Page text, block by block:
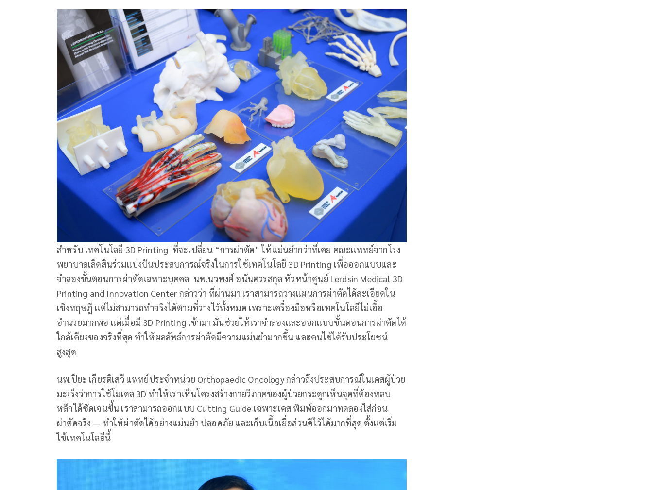
สำหรับ เทคโนโลยี 3D Printing ที่จะเปลี่ยน “การผ่าตัด” ให้แม่นยำกว่าที่เคย คณะแพทย์จากโรง
พยาบาลเลิดสินร่วมแบ่งปันประสบการณ์จริงในการใช้เทคโนโลยี 3D Printing เพื่อออกแบบและ
จำลองขั้นตอนการผ่าตัดเฉพาะบุคคล นพ.นวพงศ์ อนันตวรสกุล หัวหน้าศูนย์ Lerdsin Medical 3D
Printing and Innovation Center กล่าวว่า ที่ผ่านมา เราสามารถวางแผนการผ่าตัดได้ละเอียดใน
เชิงทฤษฎี แต่ไม่สามารถทำจริงได้ตามที่วางไว้ทั้งหมด เพราะเครื่องมือหรือเทคโนโลยีไม่เอื้อ
อำนวยมากพอ แต่เมื่อมี 3D Printing เข้ามา มันช่วยให้เราจำลองและออกแบบขั้นตอนการผ่าตัดได้
ใกล้เคียงของจริงที่สุด ทำให้ผลลัพธ์การผ่าตัดมีความแม่นยำมากขึ้น และคนไข้ได้รับประโยชน์
สูงสุด
นพ.ปิยะ เกียรติเสวี แพทย์ประจำหน่วย Orthopaedic Oncology กล่าวถึงประสบการณ์ในเคสผู้ป่วย
มะเร็งว่าการใช้โมเดล 3D ทำให้เราเห็นโครงสร้างกายวิภาคของผู้ป่วยกระดูกเห็นจุดที่ต้องหลบ
หลีกได้ชัดเจนขึ้น เราสามารถออกแบบ Cutting Guide เฉพาะเคส พิมพ์ออกมาทดลองใส่ก่อน
ผ่าตัดจริง — ทำให้ผ่าตัดได้อย่างแม่นยำ ปลอดภัย และเก็บเนื้อเยื่อส่วนดีไว้ได้มากที่สุด ตั้งแต่เริ่ม
ใช้เทคโนโลยีนี้